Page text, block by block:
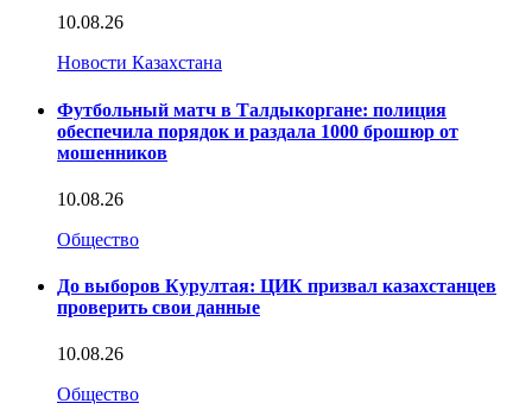
10.08.26
Новости Казахстана
Футбольный матч в Талдыкоргане: полиция
обеспечила порядок и раздала 1000 брошюр от
мошенников
10.08.26
Общество
До выборов Курултая: ЦИК призвал казахстанцев
проверить свои данные
10.08.26
Общество